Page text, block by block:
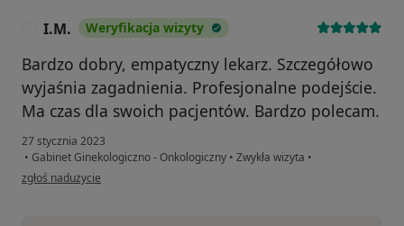
I.M. Weryfikacja wizyty
Bardzo dobry, empatyczny lekarz. Szczegółowo
wyjaśnia zagadnienia. Profesjonalne podejście.
Ma czas dla swoich pacjentów. Bardzo polecam.
27 stycznia 2023
• Gabinet Ginekologiczno - Onkologiczny • Zwykła wizyta •
w opinii użytkownika I.M.
zgłoś nadużycie